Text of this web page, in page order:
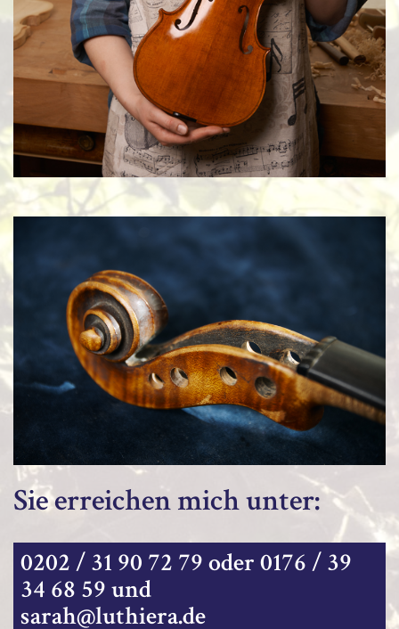
Sie erreichen mich unter:
0202 / 31 90 72 79 oder 0176 / 39
34 68 59 und
sarah@luthiera.de